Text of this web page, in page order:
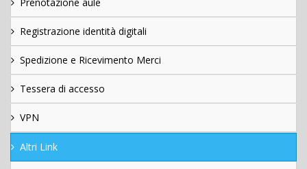
Registrazione identità digitali
Spedizione e Ricevimento Merci
Tessera di accesso
VPN
Altri Link